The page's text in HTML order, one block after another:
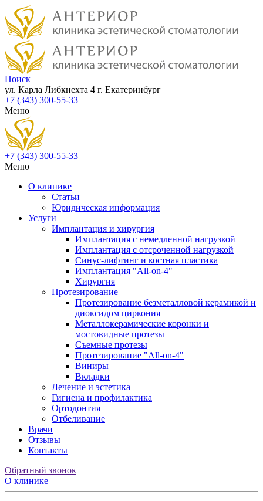
Поиск
ул. Карла Либкнехта 4 г. Екатеринбург
+7 (343) 300-55-33
Меню
+7 (343) 300-55-33
Меню
О клинике
Статьи
Юридическая информация
Услуги
Имплантация и хирургия
Имплантация с немедленной нагрузкой
Имплантация с отсроченной нагрузкой
Синус-лифтинг и костная пластика
Имплантация "All-on-4"
Хирургия
Протезирование
Протезирование безметалловой керамикой и
диоксидом циркония
Металлокерамические коронки и
мостовидные протезы
Съемные протезы
Протезирование "All-on-4"
Виниры
Вкладки
Лечение и эстетика
Гигиена и профилактика
Ортодонтия
Отбеливание
Врачи
Отзывы
Контакты
Обратный звонок
О клинике